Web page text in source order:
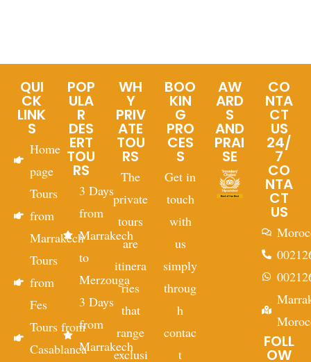
QUI
CK
LINK
S
Home
page
Tours
from
Marrakech
Tours
from
Fes
Tours from
Casablanca
POP
ULA
R
DES
ERT
TOU
RS
3 Days
from
Marrakech
to
Merzouga
3 Days
from
Marrakech
WH
Y
PRIV
ATE
TOU
RS
The
private
tours
are
itinera
ries
that
range
exclusi
BOO
KIN
G
PRO
CES
S
Get in
touch
with
us
simply
throug
h
contac
t
AW
ARD
S
AND
PRAI
SE
CO
NTA
CT
US
24/
7
CO
NTA
CT
US
FOLL
OW